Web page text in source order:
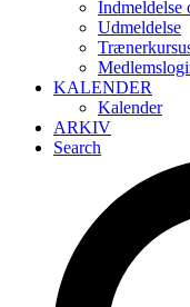
Indmeldelse
Udmeldelse
KALENDER
Kalender
ARKIV
Search